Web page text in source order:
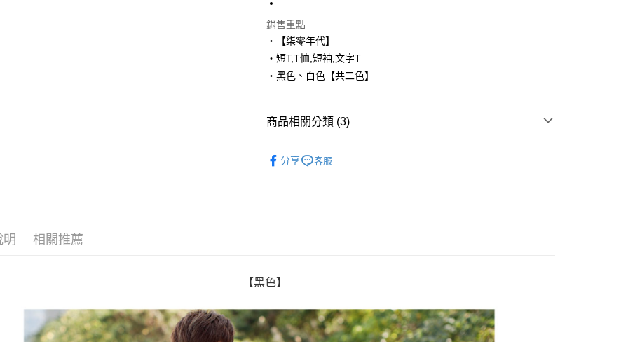
Apple Pay
悠遊付
AFTEE先享後付
【關於「AFTEE先享後付」】
２．訂單成立數日內，您將收到繳費通知簡訊。
／ATM／網路銀行／等多元方式進行付款，方視為交易完成。
※ 請注意：結帳手續完成當下不需立刻繳費，但若您需要取消訂單，請聯
絡購買商品的店家。未經商家同意取消之訂單仍視為有效，需透過AFTEE
ATM付款
先付款後全家取貨
7-11付款取貨
銷售重點
‧【柒零年代】
‧短T,T恤,短袖,文字T
‧黑色、白色【共二色】
商品相關分類 (3)
分享 客服
明 相關推薦
【黑色】